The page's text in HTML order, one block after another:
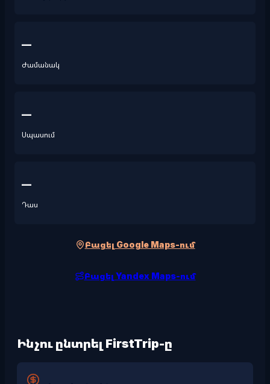
—
Ժամանակ
—
Սպասում
—
Դաս
Բացել Google Maps-ում
Բացել Yandex Maps-ում
Ինչու ընտրել FirstTrip-ը